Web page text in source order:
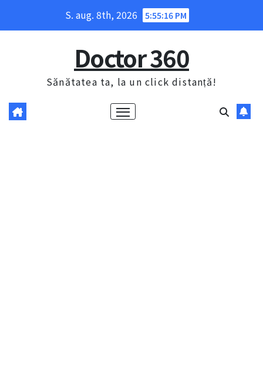
S. aug. 8th, 2026 5:55:17 PM
Doctor 360
Sănătatea ta, la un click distanță!